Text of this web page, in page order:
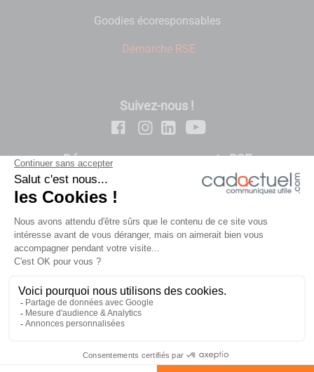
Goodies écoresponsables
Démarche RSE
Suivez-nous !
Découvrez nos engagements RSE
Contact-Politique de confidentialité
Générales de Vente-Mentions légales
-
© 2026 CADACTUEL - 129 rue Jean Mermoz – BAT B ZAC de